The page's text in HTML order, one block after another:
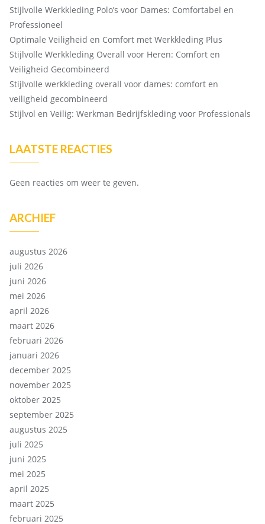
Stijlvolle Werkkleding Polo’s voor Dames: Comfortabel en
Professioneel
Optimale Veiligheid en Comfort met Werkkleding Plus
Stijlvolle Werkkleding Overall voor Heren: Comfort en
Veiligheid Gecombineerd
Stijlvolle werkkleding overall voor dames: comfort en
veiligheid gecombineerd
Stijlvol en Veilig: Werkman Bedrijfskleding voor Professionals
LAATSTE REACTIES
Geen reacties om weer te geven.
ARCHIEF
augustus 2026
juli 2026
juni 2026
mei 2026
april 2026
maart 2026
februari 2026
januari 2026
december 2025
november 2025
oktober 2025
september 2025
augustus 2025
juli 2025
juni 2025
mei 2025
april 2025
maart 2025
februari 2025